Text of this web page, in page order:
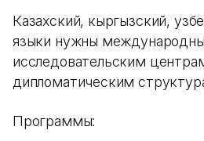
Казахский, кыргызский,
языки нужны
исследовательским
дипломатическим
Программы: